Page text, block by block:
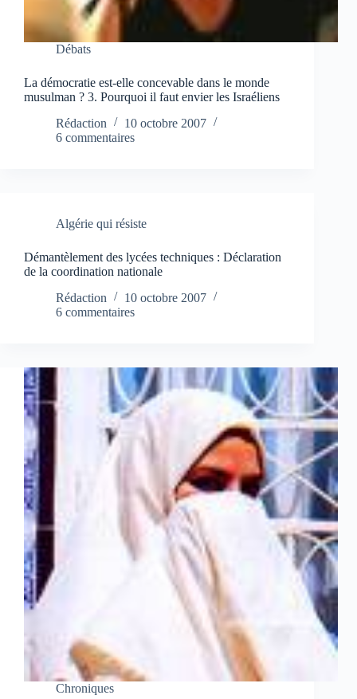
Débats
La démocratie est-elle concevable dans le monde
musulman ? 3. Pourquoi il faut envier les Israéliens
Rédaction
10 octobre 2007
6 commentaires
Algérie qui résiste
Démantèlement des lycées techniques : Déclaration
de la coordination nationale
Rédaction
10 octobre 2007
6 commentaires
Chroniques